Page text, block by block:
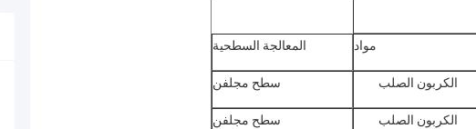
مواد المعالجة السطحية
الكربون الصلب سطح مجلفن
الكربون الصلب سطح مجلفن